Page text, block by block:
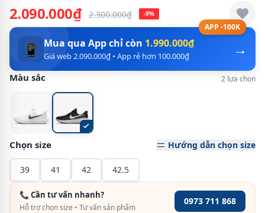
2.090.000₫ 2.300.000₫ -9%
APP -100K
→
📱 Mua qua App chỉ còn 1.990.000₫
Giá web 2.090.000₫ • App rẻ hơn 100.000₫
Màu sắc 2 lựa chọn
Chọn size Hướng dẫn chọn size
39 41 42 42.5
📞 Cần tư vấn nhanh?
Hỗ trợ chọn size • Tư vấn sản phẩm
0973 711 868